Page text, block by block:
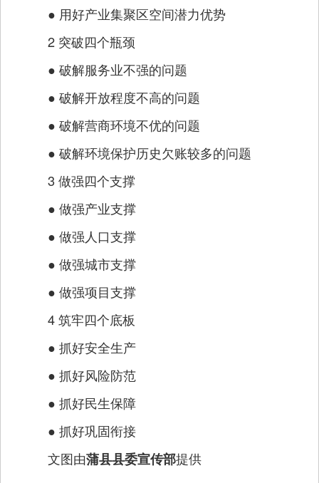
● 用好产业集聚区空间潜力优势
2 突破四个瓶颈
● 破解服务业不强的问题
● 破解开放程度不高的问题
● 破解营商环境不优的问题
● 破解环境保护历史欠账较多的问题
3 做强四个支撑
● 做强产业支撑
● 做强人口支撑
● 做强城市支撑
● 做强项目支撑
4 筑牢四个底板
● 抓好安全生产
● 抓好风险防范
● 抓好民生保障
● 抓好巩固衔接
文图由蒲县县委宣传部提供